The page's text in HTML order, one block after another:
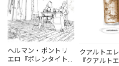
ヘルマン・ポントリ
エロ『ポレンタイト
クアルトエ
『クアルト